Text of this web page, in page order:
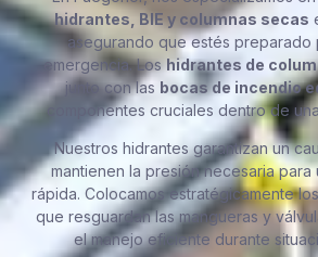
hidrantes, BIE y columnas secas
asegurando que estés preparado
emergencia. Loshidrantes de
junto con las bocas de incendio
componentes cruciales dentro de
Nuestros hidrantes garantizan un
mantienen la presión necesaria para
rápida. Colocamos estratégicamente
que resguardan las mangueras y
el manejo eficiente durante